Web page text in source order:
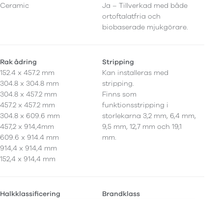
Ceramic
Ja – Tillverkad med både
ortoftalatfria och
biobaserade mjukgörare.
Rak ådring
152.4 x 457.2 mm
304.8 x 304.8 mm
304.8 x 457.2 mm
457.2 x 457.2 mm
304.8 x 609.6 mm
457,2 x 914,4mm
609.6 x 914.4 mm
914,4 x 914,4 mm
152,4 x 914,4 mm
Stripping
Kan installeras med
stripping.
Finns som
funktionsstripping i
storlekarna 3,2 mm, 6,4 mm,
9,5 mm, 12,7 mm och 19,1
mm.
Halkklassificering
Brandklass